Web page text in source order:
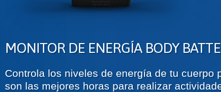
MONITOR DE ENERGÍA BODY
Controla los niveles de energía de tu cuerpo
son las mejores horas para realizar